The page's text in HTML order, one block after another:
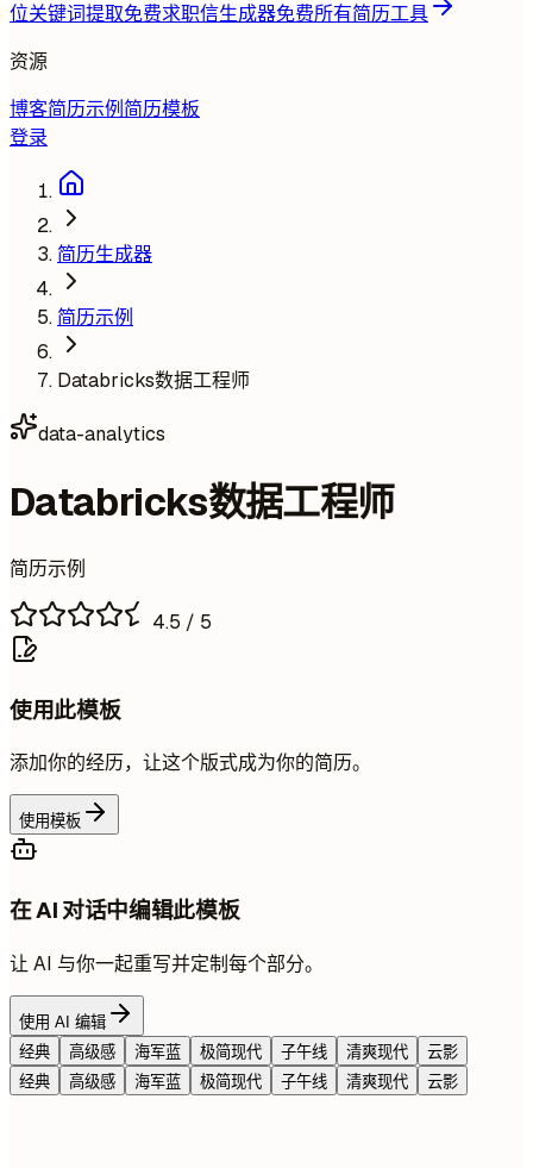
位关键词提取免费求职信生成器免费所有简历工具
资源
博客简历示例 简历模板
登录
简历生成器
简历示例
Databricks数据工程师
data-analytics
Databricks数据工程师
简历示例
4.5 / 5
使用此模板
添加你的经历，让这个版式成为你的简历。
使用模板
在 AI 对话中编辑此模板
让 AI 与你一起重写并定制每个部分。
使用 AI 编辑
经典
高级感 海军蓝 极简现代 子午线 清爽现代
云影
经典
高级感 海军蓝 极简现代 子午线 清爽现代 云影